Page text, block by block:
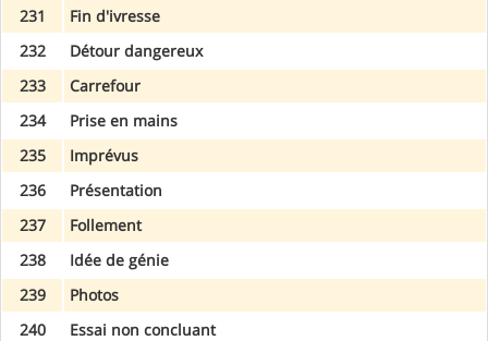
231
Fin d'ivresse
232
Détour dangereux
233
Carrefour
234
Prise en mains
235
Imprévus
236
Présentation
237
Follement
238
Idée de génie
239
Photos
240
Essai non concluant